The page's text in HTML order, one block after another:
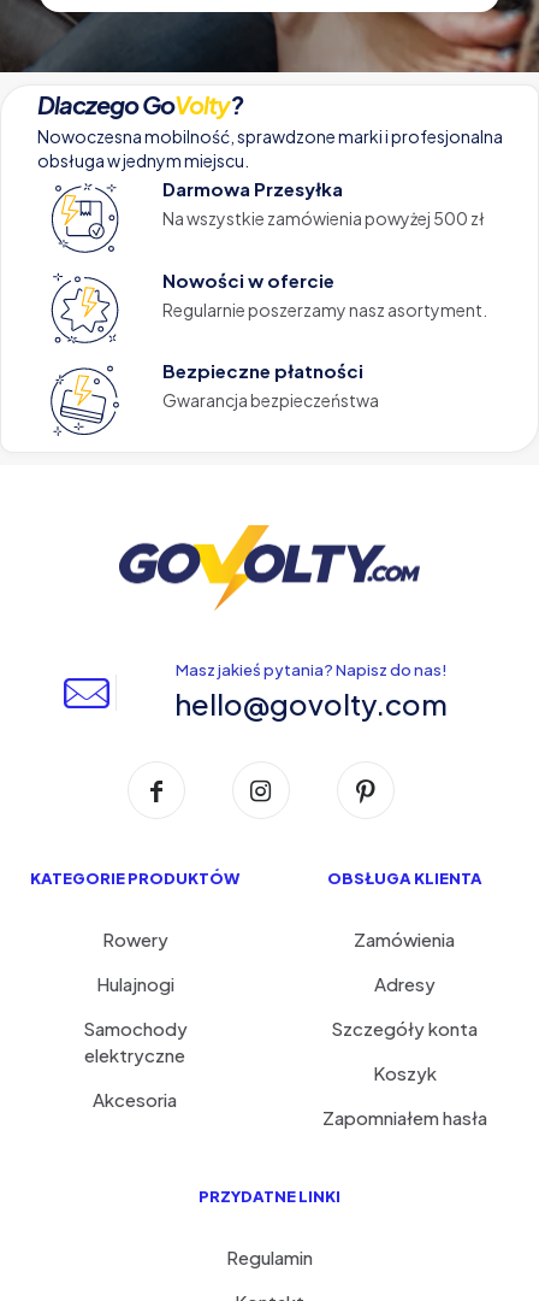
Dlaczego GoVolty?
Nowoczesna mobilność, sprawdzone marki i profesjonalna
obsługa w jednym miejscu.
Darmowa Przesyłka
Na wszystkie zamówienia powyżej 500 zł
Nowości w ofercie
Regularnie poszerzamy nasz asortyment.
Bezpieczne płatności
Gwarancja bezpieczeństwa
Masz jakieś pytania? Napisz do nas!
hello@govolty.com
KATEGORIE PRODUKTÓW
Rowery
Hulajnogi
Samochody
elektryczne
Akcesoria
OBSŁUGA KLIENTA
Zamówienia
Adresy
Szczegóły konta
Koszyk
Zapomniałem hasła
PRZYDATNE LINKI
Regulamin